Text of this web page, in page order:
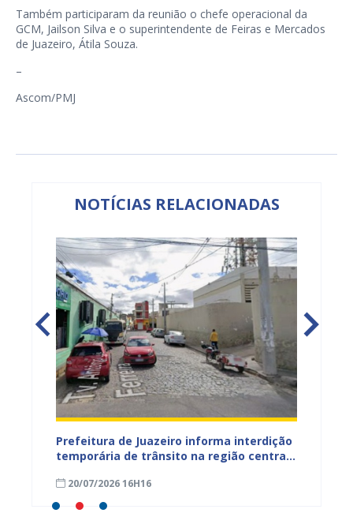
Também participaram da reunião o chefe operacional da
GCM, Jailson Silva e o superintendente de Feiras e Mercados
de Juazeiro, Átila Souza.
–
Ascom/PMJ
NOTÍCIAS RELACIONADAS
Prefeitura de Juazeiro informa interdição
temporária de trânsito na região central
20/07/2026 16H16